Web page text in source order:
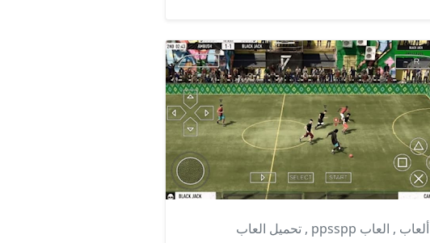
ألعاب , العاب ppsspp , تحميل العاب